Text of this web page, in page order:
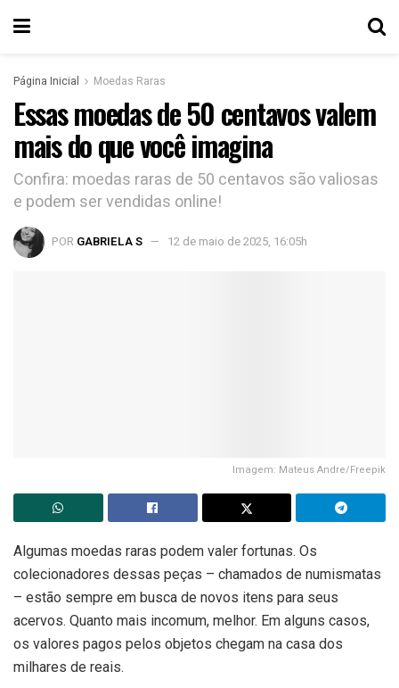
Página Inicial Moedas Raras
Essas moedas de 50 centavos valem
mais do que você imagina
Confira: moedas raras de 50 centavos são valiosas
e podem ser vendidas online!
POR GABRIELA S 12 de maio de 2025, 16:05h
Imagem: Mateus Andre/Freepik
Algumas moedas raras podem valer fortunas. Os
colecionadores dessas peças – chamados de numismatas
– estão sempre em busca de novos itens para seus
acervos. Quanto mais incomum, melhor. Em alguns casos,
os valores pagos pelos objetos chegam na casa dos
milhares de reais.